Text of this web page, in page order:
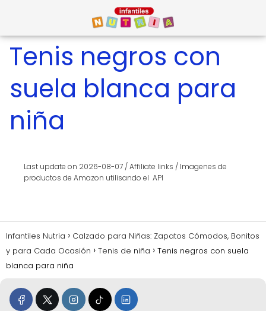
Tenis negros con
suela blanca para
niña
Last update on 2026-08-07 / Affiliate links / Imagenes de
productos de Amazon utilisando el API
Infantiles Nutria
Calzado para Niñas: Zapatos Cómodos, Bonitos
y para Cada Ocasión
Tenis de niña
Tenis negros con suela
blanca para niña